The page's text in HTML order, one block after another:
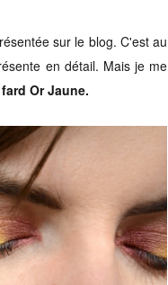
sur le blog. C'est au
en détail. Mais je me
Or Jaune.